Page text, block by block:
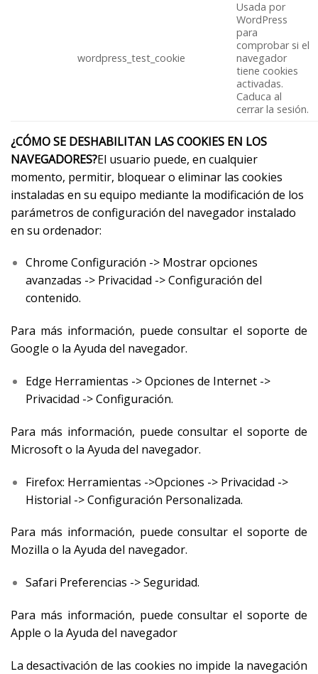
wordpress_test_cookie
Usada por
WordPress
para
comprobar si el
navegador
tiene cookies
activadas.
Caduca al
cerrar la sesión.
¿CÓMO SE DESHABILITAN LAS COOKIES EN LOS
NAVEGADORES?El usuario puede, en cualquier
momento, permitir, bloquear o eliminar las cookies
instaladas en su equipo mediante la modificación de los
parámetros de configuración del navegador instalado
en su ordenador:
Chrome Configuración -> Mostrar opciones
avanzadas -> Privacidad -> Configuración del
contenido.
Para más información, puede consultar el soporte de
Google o la Ayuda del navegador.
Edge Herramientas -> Opciones de Internet ->
Privacidad -> Configuración.
Para más información, puede consultar el soporte de
Microsoft o la Ayuda del navegador.
Firefox: Herramientas ->Opciones -> Privacidad ->
Historial -> Configuración Personalizada.
Para más información, puede consultar el soporte de
Mozilla o la Ayuda del navegador.
Safari Preferencias -> Seguridad.
Para más información, puede consultar el soporte de
Apple o la Ayuda del navegador
La desactivación de las cookies no impide la navegación